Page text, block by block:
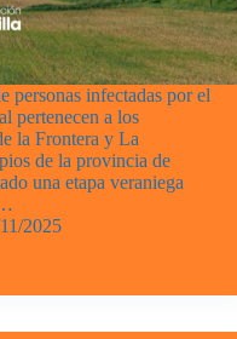
personas infectadas por el
pertenecen a los
la Frontera y La
de la provincia de
una etapa veraniega
2025